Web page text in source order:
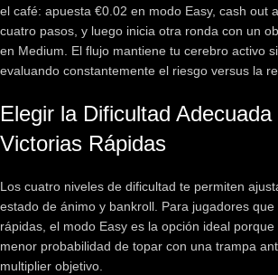
el café: apuesta €0.02 en modo Easy, cash out
cuatro pasos, y luego inicia otra ronda con un
en Medium. El flujo mantiene tu cerebro activo
evaluando constantemente el riesgo versus la
Elegir la Dificultad Adecuada
Victorias Rápidas
Los cuatro niveles de dificultad te permiten
estado de ánimo y bankroll. Para jugadores
rápidas, el modo Easy es la opción ideal
menor probabilidad de topar con una trampa
multiplier objetivo.